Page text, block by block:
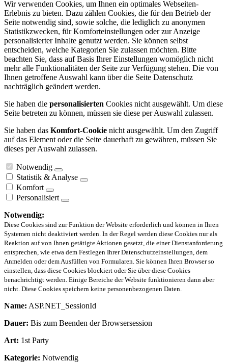
Wir verwenden Cookies, um Ihnen ein optimales Webseiten-
Erlebnis zu bieten. Dazu zählen Cookies, die für den Betrieb der
Seite notwendig sind, sowie solche, die lediglich zu anonymen
Statistikzwecken, für Komforteinstellungen oder zur Anzeige
personalisierter Inhalte genutzt werden. Sie können selbst
entscheiden, welche Kategorien Sie zulassen möchten. Bitte
beachten Sie, dass auf Basis Ihrer Einstellungen womöglich nicht
mehr alle Funktionalitäten der Seite zur Verfügung stehen. Die von
Ihnen getroffene Auswahl kann über die Seite Datenschutz
nachträglich geändert werden.
Sie haben die personalisierten Cookies nicht ausgewählt. Um diese
Seite betreten zu können, müssen sie diese per Auswahl zulassen.
Sie haben das Komfort-Cookie nicht ausgewählt. Um den Zugriff
auf das Element oder die Seite dauerhaft zu gewähren, müssen Sie
dieses per Auswahl zulassen.
Notwendig
Statistik & Analyse
Komfort
Personalisiert
Notwendig:
Diese Cookies sind zur Funktion der Website erforderlich und können in Ihren
Systemen nicht deaktiviert werden. In der Regel werden diese Cookies nur als
Reaktion auf von Ihnen getätigte Aktionen gesetzt, die einer Dienstanforderung
entsprechen, wie etwa dem Festlegen Ihrer Datenschutzeinstellungen, dem
Anmelden oder dem Ausfüllen von Formularen. Sie können Ihren Browser so
einstellen, dass diese Cookies blockiert oder Sie über diese Cookies
benachrichtigt werden. Einige Bereiche der Website funktionieren dann aber
nicht. Diese Cookies speichern keine personenbezogenen Daten.
Name: ASP.NET_SessionId
Dauer: Bis zum Beenden der Browsersession
Art: 1st Party
Kategorie: Notwendig